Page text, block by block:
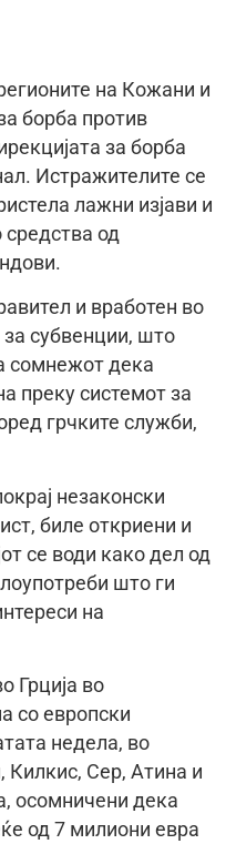
на Кожани и
борба против
за борба
Истражителите се
лажни изјави и
од
и вработен во
субвенции, што
сомнежот дека
преку системот за
грчките служби,
незаконски
биле откриени и
се води како дел од
што ги
на
Грција во
со европски
недела, во
Килкис, Сер, Атина и
осомничени дека
од 7 милиони евра